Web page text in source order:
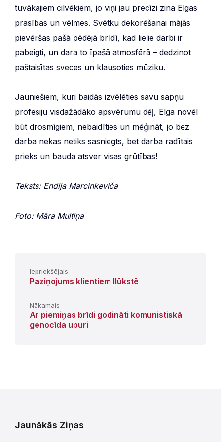
tuvākajiem cilvēkiem, jo viņi jau precīzi zina Elgas
prasības un vēlmes. Svētku dekorēšanai mājās
pievēršas pašā pēdējā brīdī, kad lielie darbi ir
pabeigti, un dara to īpašā atmosfērā – dedzinot
paštaisītas sveces un klausoties mūziku.
Jauniešiem, kuri baidās izvēlēties savu sapņu
profesiju visdažādāko apsvērumu dēļ, Elga novēl
būt drosmīgiem, nebaidīties un mēģināt, jo bez
darba nekas netiks sasniegts, bet darba radītais
prieks un bauda atsver visas grūtības!
Teksts: Endija Marcinkeviča
Foto: Māra Multiņa
Iepriekšējais
Paziņojums klientiem Ilūkstē
Nākamais
Ar piemiņas brīdi godināti komunistiskā
genocīda upuri
Jaunākās Ziņas